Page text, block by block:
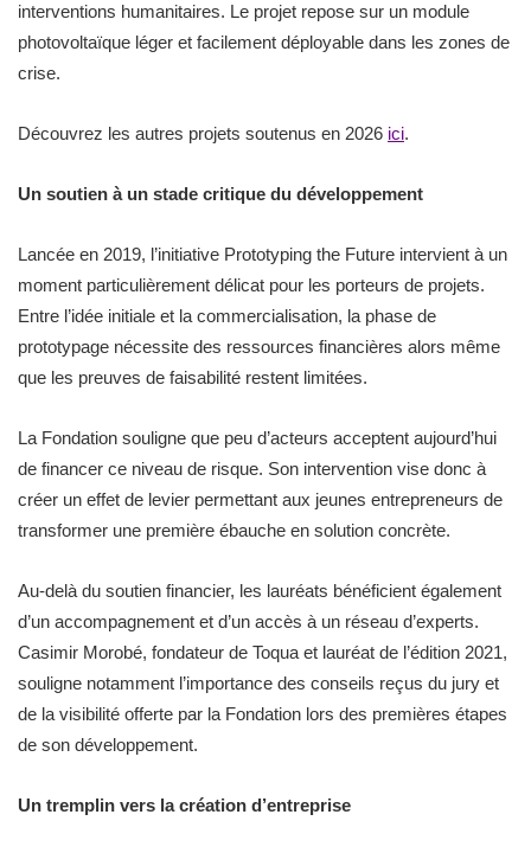
interventions humanitaires. Le projet repose sur un module
photovoltaïque léger et facilement déployable dans les zones de
crise.
Découvrez les autres projets soutenus en 2026 ici.
Un soutien à un stade critique du développement
Lancée en 2019, l’initiative Prototyping the Future intervient à un
moment particulièrement délicat pour les porteurs de projets.
Entre l’idée initiale et la commercialisation, la phase de
prototypage nécessite des ressources financières alors même
que les preuves de faisabilité restent limitées.
La Fondation souligne que peu d’acteurs acceptent aujourd’hui
de financer ce niveau de risque. Son intervention vise donc à
créer un effet de levier permettant aux jeunes entrepreneurs de
transformer une première ébauche en solution concrète.
Au-delà du soutien financier, les lauréats bénéficient également
d’un accompagnement et d’un accès à un réseau d’experts.
Casimir Morobé, fondateur de Toqua et lauréat de l’édition 2021,
souligne notamment l’importance des conseils reçus du jury et
de la visibilité offerte par la Fondation lors des premières étapes
de son développement.
Un tremplin vers la création d’entreprise